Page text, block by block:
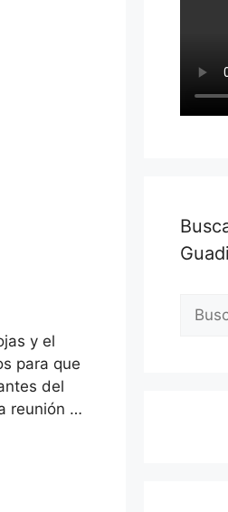
y el
para que
del
reunión …
Buscar: